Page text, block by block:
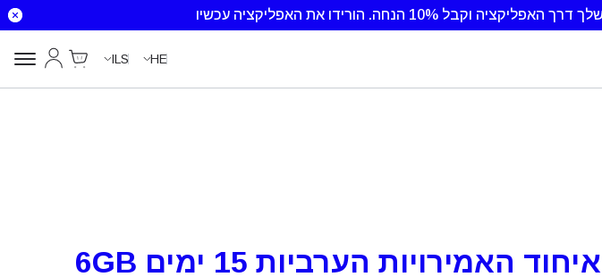
האפליקציה וקבל 10% הנחה. הורידו את האפליקציה עכשיו
HE
ILS
Cart
החשבון
איחוד האמירויות הערביות 15 ימים 6GB